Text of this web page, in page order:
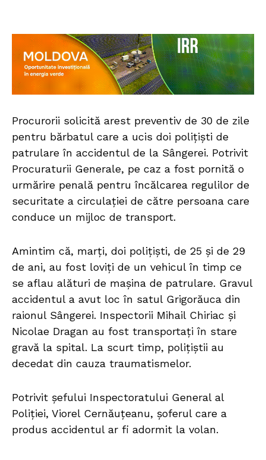
Procurorii solicită arest preventiv de 30 de zile
pentru bărbatul care a ucis doi polițiști de
patrulare în accidentul de la Sângerei. Potrivit
Procuraturii Generale, pe caz a fost pornită o
urmărire penală pentru încălcarea regulilor de
securitate a circulației de către persoana care
conduce un mijloc de transport.
Amintim că, marți, doi polițiști, de 25 și de 29
de ani, au fost loviți de un vehicul în timp ce
se aflau alături de mașina de patrulare. Gravul
accidentul a avut loc în satul Grigorăuca din
raionul Sângerei. Inspectorii Mihail Chiriac și
Nicolae Dragan au fost transportați în stare
gravă la spital. La scurt timp, polițiștii au
decedat din cauza traumatismelor.
Potrivit șefului Inspectoratului General al
Poliției, Viorel Cernăuțeanu, șoferul care a
produs accidentul ar fi adormit la volan.